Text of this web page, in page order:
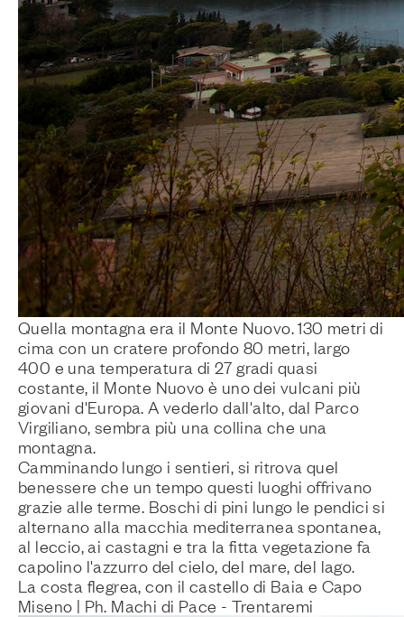
Quella montagna era il Monte Nuovo. 130 metri di
cima con un cratere profondo 80 metri, largo
400 e una temperatura di 27 gradi quasi
costante, il Monte Nuovo è uno dei vulcani più
giovani d'Europa. A vederlo dall'alto, dal Parco
Virgiliano, sembra più una collina che una
montagna.
Camminando lungo i sentieri, si ritrova quel
benessere che un tempo questi luoghi offrivano
grazie alle terme. Boschi di pini lungo le pendici si
alternano alla macchia mediterranea spontanea,
al leccio, ai castagni e tra la fitta vegetazione fa
capolino l'azzurro del cielo, del mare, del lago.
La costa flegrea, con il castello di Baia e Capo
Miseno | Ph. Machi di Pace - Trentaremi